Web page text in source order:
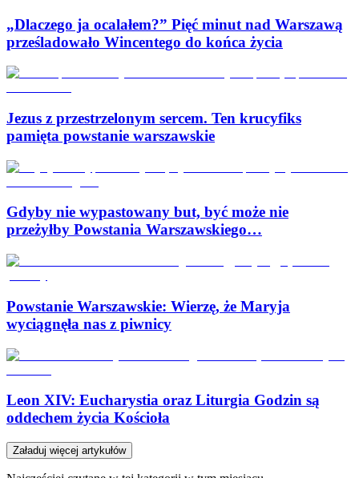
„Dlaczego ja ocalałem?” Pięć minut nad Warszawą
prześladowało Wincentego do końca życia
Jezus z przestrzelonym sercem. Ten krucyfiks
pamięta powstanie warszawskie
Gdyby nie wypastowany but, być może nie
przeżyłby Powstania Warszawskiego…
Powstanie Warszawskie: Wierzę, że Maryja
wyciągnęła nas z piwnicy
Leon XIV: Eucharystia oraz Liturgia Godzin są
oddechem życia Kościoła
Załaduj więcej artykułów